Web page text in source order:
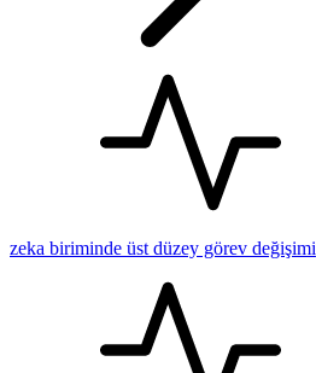
zeka biriminde üst düzey görev değişimi